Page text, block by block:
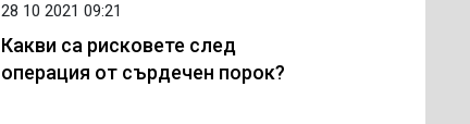
28 10 2021 09:21
Какви са рисковете след
операция от сърдечен порок?